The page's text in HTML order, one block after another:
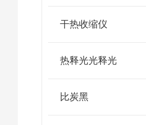
干热收缩仪
热释光光释光
比炭黑